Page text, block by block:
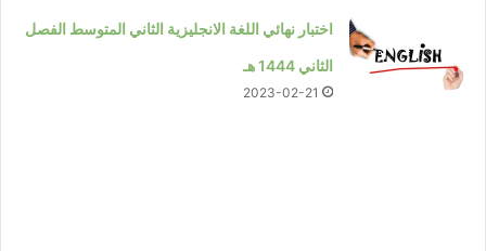
اختبار نهائي اللغة الانجليزية الثاني المتوسط الفصل
الثاني 1444 هـ
2023-02-21